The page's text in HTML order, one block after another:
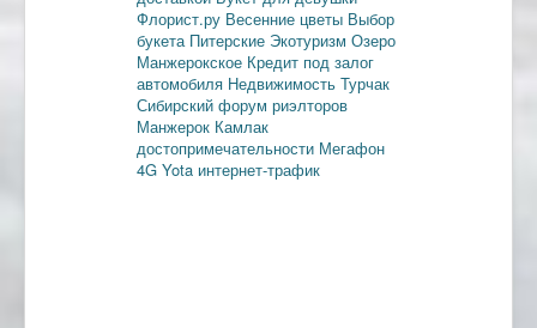
Флорист.ру Весенние цветы Выбор
букета Питерские Экотуризм Озеро
Манжерокское Кредит под залог
автомобиля Недвижимость Турчак
Сибирский форум риэлторов
Манжерок Камлак
достопримечательности Мегафон
4G Yota интернет-трафик